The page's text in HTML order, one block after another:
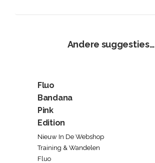
Andere suggesties…
Fluo
Bandana
Pink
Edition
Nieuw In De Webshop
Training & Wandelen
Fluo